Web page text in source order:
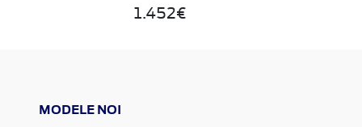
1.452€
MODELE NOI